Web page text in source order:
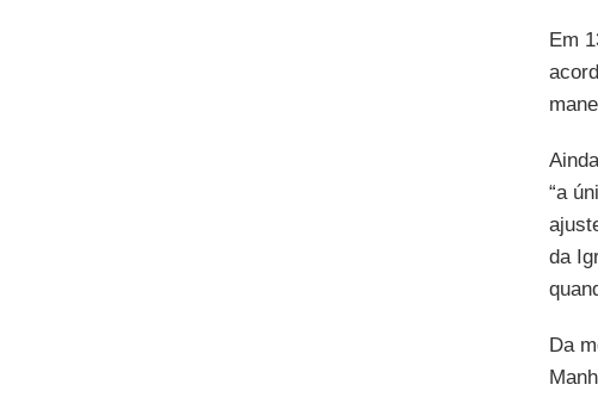
Em
“a
da
Da